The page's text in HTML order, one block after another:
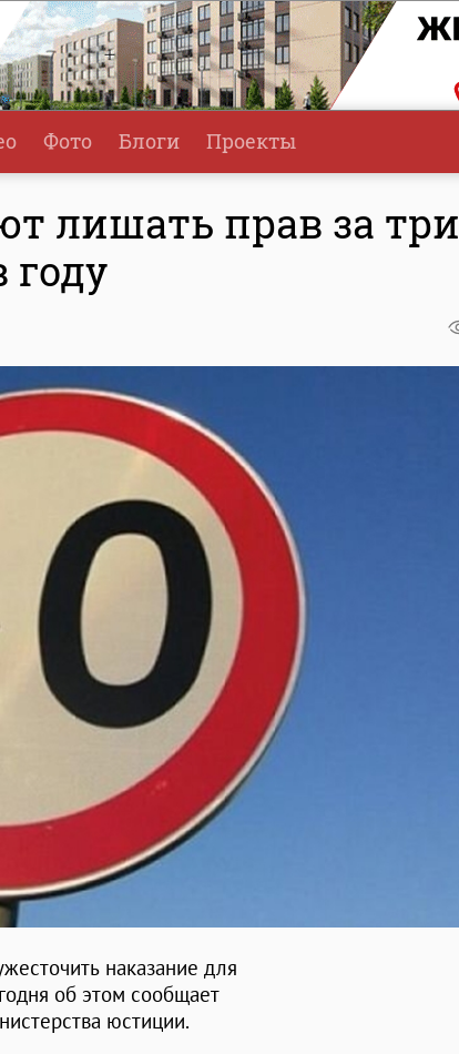
Фото Блоги Проекты
лишать прав за три
наказание для
об этом сообщает
юстиции.